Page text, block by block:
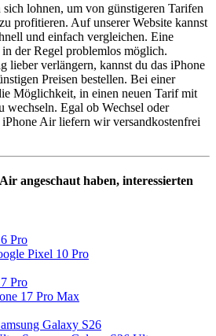
lohnen, um von günstigeren Tarifen
profitieren. Auf unserer Website kannst
und einfach vergleichen. Eine
der Regel problemlos möglich.
lieber verlängern, kannst du das iPhone
Preisen bestellen. Bei einer
Möglichkeit, in einen neuen Tarif mit
wechseln. Egal ob Wechsel oder
Air liefern wir versandkostenfrei
angeschaut haben, interessierten
Pro
Pixel 10 Pro
Pro
17 Pro Max
Galaxy S26